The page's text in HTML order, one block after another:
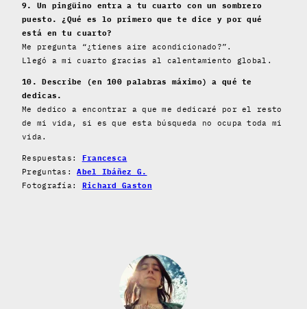
9. Un pingüino entra a tu cuarto con un sombrero
puesto. ¿Qué es lo primero que te dice y por qué
está en tu cuarto?
Me pregunta “¿tienes aire acondicionado?”.
Llegó a mi cuarto gracias al calentamiento global.
10. Describe (en 100 palabras máximo) a qué te
dedicas.
Me dedico a encontrar a que me dedicaré por el resto
de mi vida, si es que esta búsqueda no ocupa toda mi
vida.
Respuestas: Francesca
Preguntas:Abel Ibáñez G.
Fotografía: Richard Gaston